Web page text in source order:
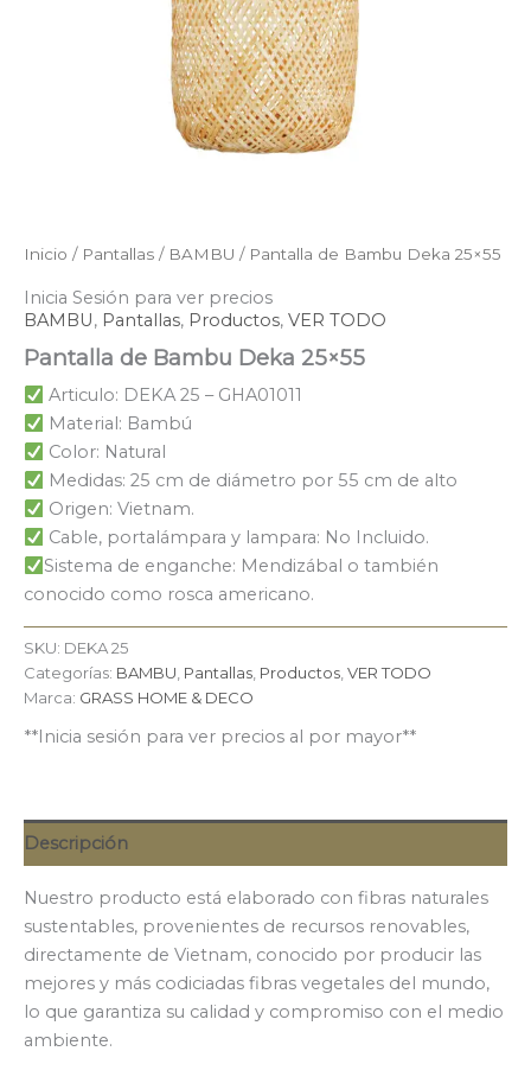
Inicio / Pantallas / BAMBU / Pantalla de Bambu Deka 25×55
Inicia Sesión para ver precios
BAMBU, Pantallas, Productos, VER TODO
Pantalla de Bambu Deka 25×55
Articulo: DEKA 25 – GHA01011
Material: Bambú
Color: Natural
Medidas: 25 cm de diámetro por 55 cm de alto
Origen: Vietnam.
Cable, portalámpara y lampara: No Incluido.
Sistema de enganche: Mendizábal o también
conocido como rosca americano.
SKU: DEKA 25
Categorías: BAMBU Pantallas Productos VER TODO
Marca: GRASS HOME & DECO
**Inicia sesión para ver precios al por mayor**
Descripción
Nuestro producto está elaborado con fibras naturales
sustentables, provenientes de recursos renovables,
directamente de Vietnam, conocido por producir las
mejores y más codiciadas fibras vegetales del mundo,
lo que garantiza su calidad y compromiso con el medio
ambiente.